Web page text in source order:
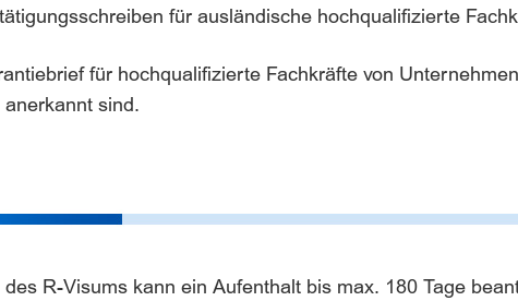
für ausländische hochqualifizierte
für hochqualifizierte Fachkräfte von
sind.
R-Visums kann ein Aufenthalt bis max. 180 Tage